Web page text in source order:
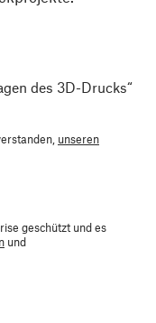
des 3D-Drucks“
unseren
geschützt und es
und